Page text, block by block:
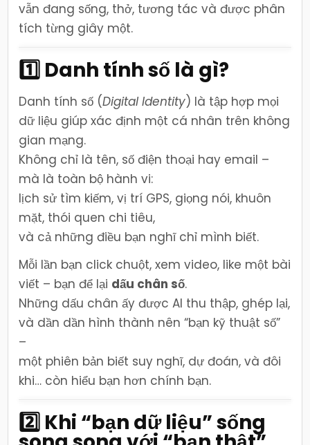
vẫn đang sống, thở, tương tác và được phân
tích từng giây một.
1️⃣ Danh tính số là gì?
Danh tính số (Digital Identity) là tập hợp mọi
dữ liệu giúp xác định một cá nhân trên không
gian mạng.
Không chỉ là tên, số điện thoại hay email –
mà là toàn bộ hành vi:
lịch sử tìm kiếm, vị trí GPS, giọng nói, khuôn
mặt, thói quen chi tiêu,
và cả những điều bạn nghĩ chỉ mình biết.
Mỗi lần bạn click chuột, xem video, like một bài
viết – bạn để lại dấu chân số.
Những dấu chân ấy được AI thu thập, ghép lại,
và dần dần hình thành nên “bạn kỹ thuật số”
–
một phiên bản biết suy nghĩ, dự đoán, và đôi
khi… còn hiểu bạn hơn chính bạn.
2️⃣ Khi “bạn dữ liệu” sống